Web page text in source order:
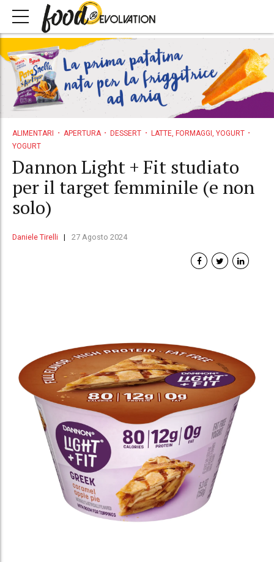
ALIMENTARI APERTURA DESSERT
LATTE, FORMAGGI, YOGURT
YOGURT
Dannon Light + Fit studiato
per il target femminile (e non
solo)
Daniele Tirelli 27 Agosto 2024